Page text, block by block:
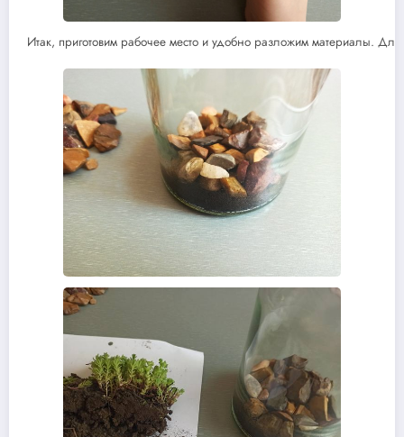
Итак, приготовим рабочее место и удобно разложим материалы.